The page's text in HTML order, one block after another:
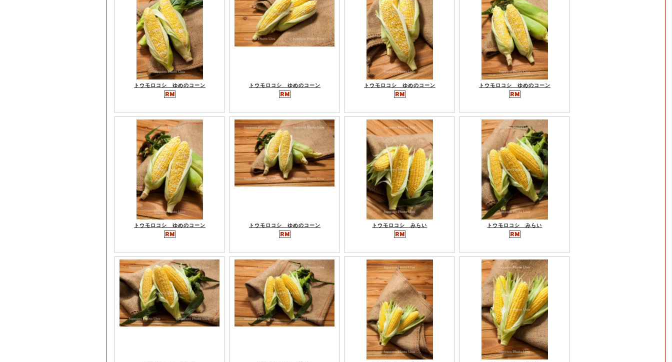
トウモロコシ ゆめのコーン トウモロコシ ゆめのコーン トウモロコシ ゆめのコーン トウモロコシ ゆめのコーン
トウモロコシ ゆめのコーン トウモロコシ ゆめのコーン トウモロコシ みらい トウモロコシ みらい